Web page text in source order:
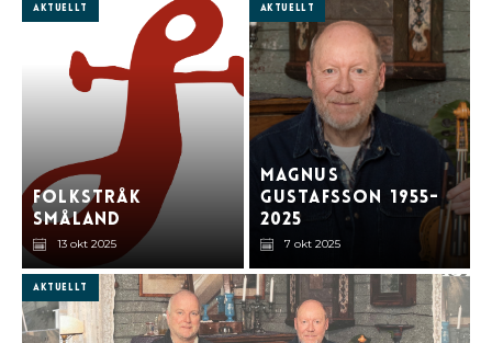
Aktuellt
Folkstråk
Småland
13 okt 2025
Aktuellt
Magnus
Gustafsson 1955-
2025
7 okt 2025
Aktuellt